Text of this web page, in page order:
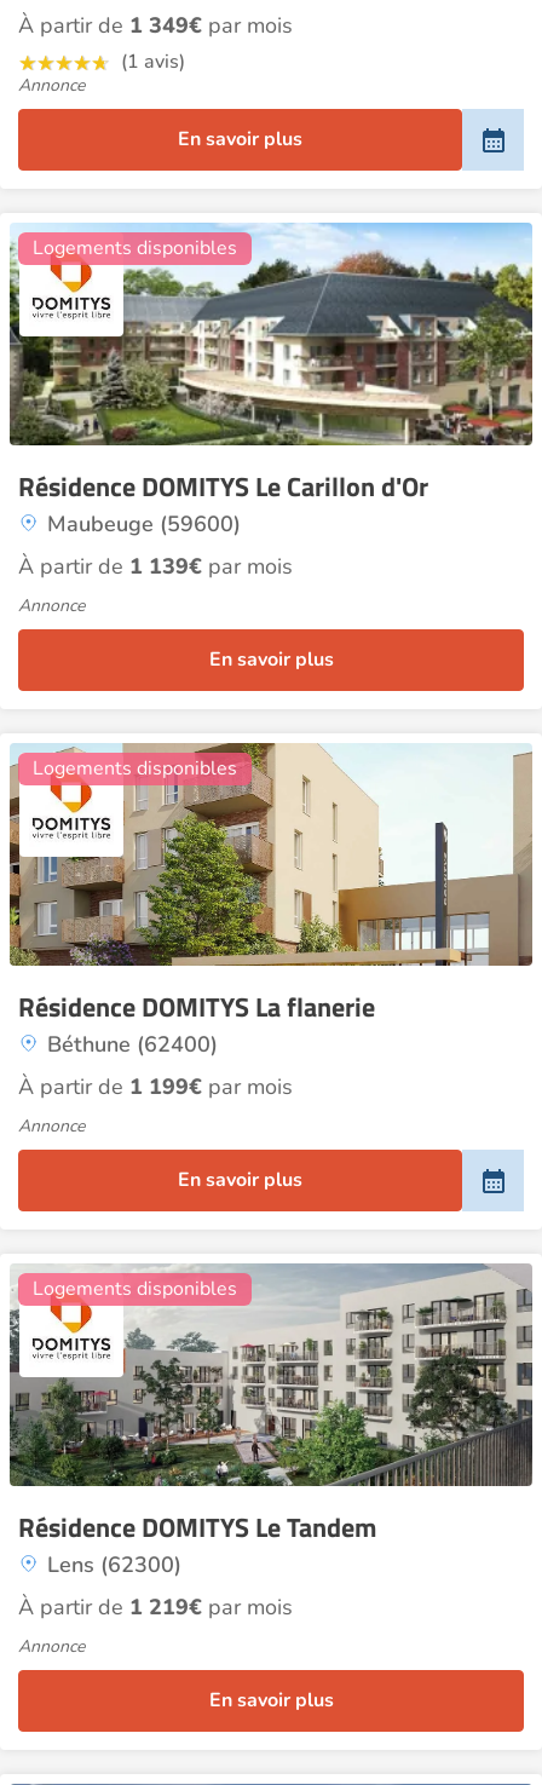
À partir de 1 349€ par mois
(1 avis)
Annonce
En savoir plus
Résidence DOMITYS Le Carillon d'Or
Maubeuge (59600)
Logements disponibles
À partir de 1 139€ par mois
Annonce
En savoir plus
Résidence DOMITYS La flanerie
Béthune (62400)
Logements disponibles
À partir de 1 199€ par mois
Annonce
En savoir plus
Résidence DOMITYS Le Tandem
Lens (62300)
Logements disponibles
À partir de 1 219€ par mois
Annonce
En savoir plus